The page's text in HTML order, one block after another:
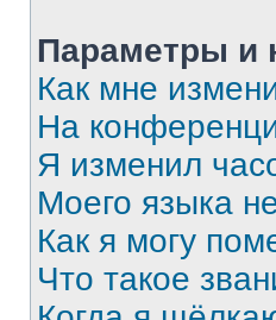
Параметры и
Как мне
На
Я изменил
Моего языка
Как я могу
Что такое